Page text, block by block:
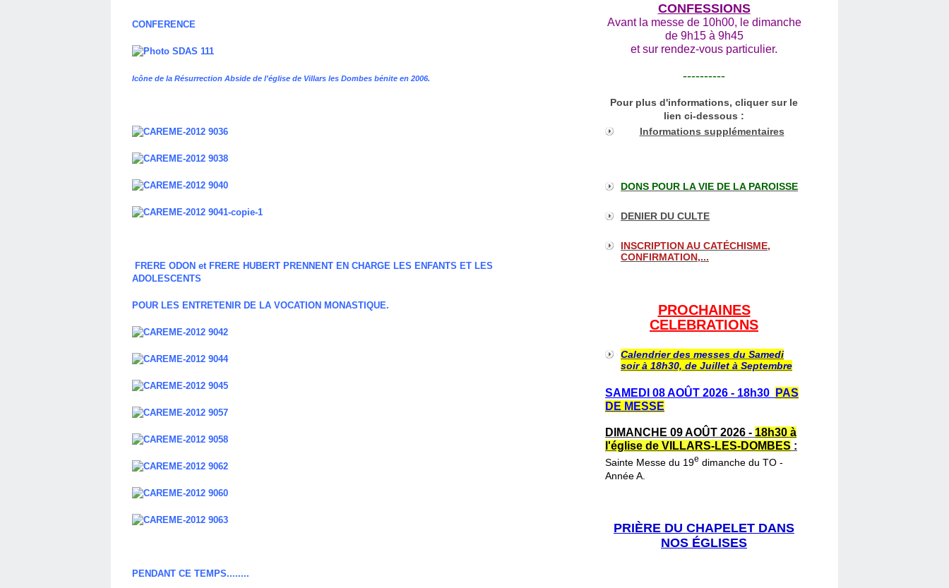
CONFERENCE
Icône de la Résurrection Abside de l'église de Villars les Dombes bénite en 2006.
FRERE ODON et FRERE HUBERT PRENNENT EN CHARGE LES ENFANTS ET LES
ADOLESCENTS
POUR LES ENTRETENIR DE LA VOCATION MONASTIQUE.
PENDANT CE TEMPS........
CONFESSIONS
Avant la messe de 10h00, le dimanche
de 9h15 à 9h45
et sur rendez-vous particulier.
----------
Pour plus d'informations, cliquer sur le
lien ci-dessous :
Informations supplémentaires
DONS POUR LA VIE DE LA PAROISSE
DENIER DU CULTE
INSCRIPTION AU CATÉCHISME,
CONFIRMATION,...
PROCHAINES
CELEBRATIONS
Calendrier des messes du Samedi
soir à 18h30, de Juillet à Septembre
SAMEDI 08 AOÛT 2026 - 18h30
PAS
DE MESSE
DIMANCHE 09 AOÛT 2026 - 18h30 à
l'église de VILLARS-LES-DOMBES :
Sainte Messe du 19e dimanche du TO -
Année A.
PRIÈRE DU CHAPELET DANS
NOS ÉGLISES